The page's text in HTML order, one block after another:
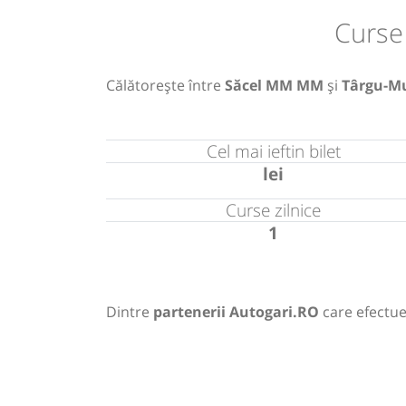
Călătorește între Săcel MM MM și Târgu-
Cel mai ieftin bilet
lei
Curse zilnice
1
Dintre partenerii Autogari.RO care